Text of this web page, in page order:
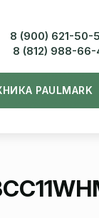
8 (900) 621-50-
8 (812) 988-66-
PAULMARK